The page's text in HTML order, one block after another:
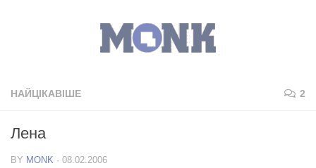
НАЙЦІКАВІШЕ 2
Лена
BY MONK · 08.02.2006